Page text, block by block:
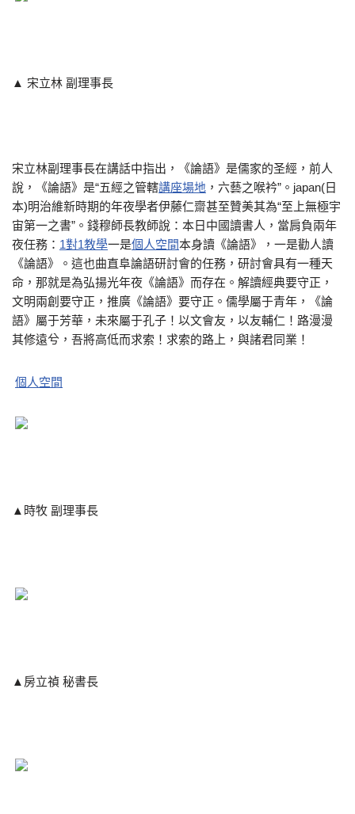
▲ 宋立林 副理事長
宋立林副理事長在講話中指出，《論語》是儒家的圣經，前人
說，《論語》是“五經之管轄講座場地 ，六藝之喉衿”。japan(日
本)明治維新時期的年夜學者伊藤仁齋甚至贊美其為“至上無極宇
宙第一之書”。錢穆師長教師說：本日中國讀書人，當肩負兩年
夜任務： 1對1教學一是個人空間本身讀《論語》，一是勸人讀
《論語》。這也曲直阜論語研討會的任務，研討會具有一種天
命，那就是為弘揚光年夜《論語》而存在。解讀經典要守正，
文明兩創要守正，推廣《論語》要守正。儒學屬于青年，《論
語》屬于芳華，未來屬于孔子！以文會友，以友輔仁！路漫漫
其修遠兮，吾將高低而求索！求索的路上，與諸君同業！
個人空間
▲時牧 副理事長
▲房立禎 秘書長